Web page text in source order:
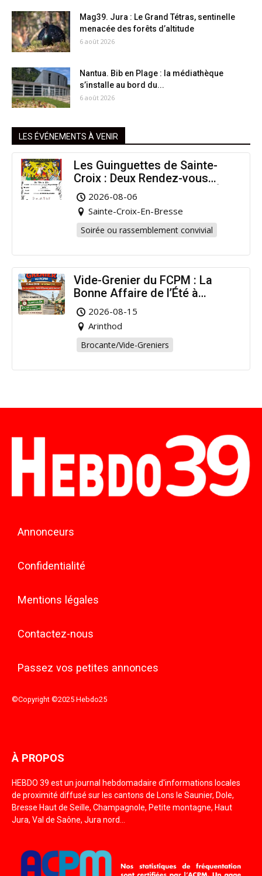
Mag39. Jura : Le Grand Tétras, sentinelle
menacée des forêts d’altitude
6 août 2026
Nantua. Bib en Plage : la médiathèque
s’installe au bord du...
6 août 2026
LES ÉVÉNEMENTS À VENIR
Les Guinguettes de Sainte-
Croix : Deux Rendez-vous
Dansants pour Prolonger l’Été
!
2026-08-06
Sainte-Croix-En-Bresse
Soirée ou rassemblement convivial
Vide-Grenier du FCPM : La
Bonne Affaire de l’Été à
Arinthod !
2026-08-15
Arinthod
Brocante/Vide-Greniers